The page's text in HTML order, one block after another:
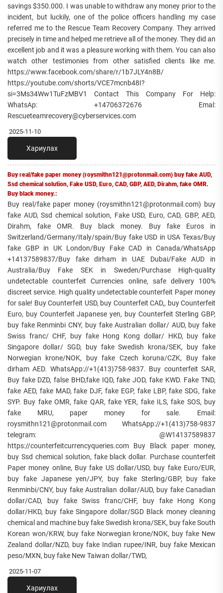
savings $350.000. I was unable to withdraw any money prior to the
incident, but luckily, one of the police officers handling my case
referred me to the Rescue Team Recovery Company. They arrived
precisely in time and helped me retrieve all of the money. They did an
excellent job and it was a pleasure working with them. You can also
watch other testimonies from other satisfied clients like me.
https://www.facebook.com/share/r/1b7JLY4n8B/
https://youtube.com/shorts/VCE7mcnb48I?
si=3Ms34Ww1TuFzMBV1 Contact This Company For Help:
WhatsAp: +14706372676 Emal:
Rescueteamrecovery@cyberservices.com
2025-11-10
Хариулах
Buy real/fake paper money (roysmithn121@protonmail.com) buy fake AUD,
Ssd chemical solution, Fake USD, Euro, CAD, GBP, AED, Dirahm, fake OMR.
Buy black money.:
Buy real/fake paper money (roysmithn121@protonmail.com) buy
fake AUD, Ssd chemical solution, Fake USD, Euro, CAD, GBP, AED,
Dirahm, fake OMR. Buy black money. Buy fake Euros in
Switzerland/Germany/Italy/spain/Buy fake USD in USA Texas/Buy
fake GBP in UK London/Buy Fake CAD in Canada/WhatsApp
+14137589837/Buy fake dirham in UAE Dubai/Fake AUD in
Australia/Buy Fake SEK in Sweden/Purchase High-quality
undetectable counterfeit Currencies online, safe delivery 100%
discreet service. High quality undetectable counterfeit Paper money
for sale! Buy Counterfeit USD, buy Counterfeit CAD,, buy Counterfeit
Euro, buy Counterfeit Japanese yen, buy Counterfeit Sterling GBP,
buy fake Renminbi CNY, buy fake Australian dollar/ AUD, buy fake
Swiss franc/ CHF, buy fake Hong Kong dollar/ HKD, buy fake
Singapore dollar/ SGD, buy fake Swedish krona/SEK, buy fake
Norwegian krone/NOK, buy fake Czech koruna/CZK, Buy fake
dirham AED. WhatsApp://+1(413)758-9837. Buy counterfeit SAR,
Buy fake DZD, false BHD,fake IQD, fake JOD, fake KWD. Fake TND,
fake AED, fake MAD, fake DJF, fake EGP, fake LBP, fake SDG, fake
SYP. Buy fake OMR, fake QAR, fake YER, fake ILS, fake SOS, buy
fake MRU, paper money for sale. Email:
roysmithn121@protonmail.com WhatsApp://+1(413)758-9837
telegram: @W14137589837
https://counterfeitcurrencyqueries.com Buy Black paper money,
buy Ssd chemical solution, fake black dollar. Purchase counterfeit
Paper money online, Buy fake US dollar/USD, buy fake Euro/EUR,
buy fake Japanese yen/JPY, buy fake Sterling/GBP, buy fake
Renminbi/CNY, buy fake Australian dollar/AUD, buy fake Canadian
dollar/CAD, buy fake Swiss franc/CHF, buy fake Hong Kong
dollar/HKD, buy fake Singapore dollar/SGD Black money cleaning
chemical and machine buy fake Swedish krona/SEK, buy fake South
Korean won/KRW, buy fake Norwegian krone/NOK, buy fake New
Zealand dollar/NZD, buy fake Indian rupee/INR, buy fake Mexican
peso/MXN, buy fake New Taiwan dollar/TWD,
2025-11-07
Хариулах